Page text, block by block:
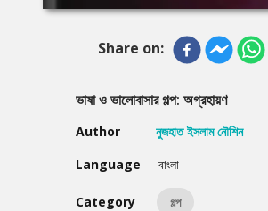
Share on:
ভাষা ও ভালোবাসার গল্প: অগ্রহায়ণ
Author
নুজহাত ইসলাম নৌশিন
Language
বাংলা
Category গল্প